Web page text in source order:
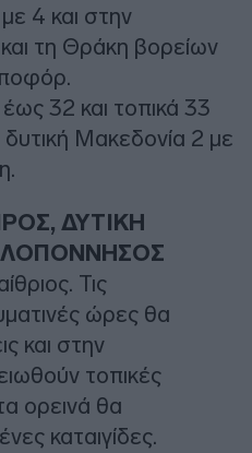
4 και στην
τη Θράκη βορείων
32 και τοπικά 33
Μακεδονία 2 με
ΔΥΤΙΚΗ
Τις
ώρες θα
και στην
τοπικές
ορεινά θα
καταιγίδες.